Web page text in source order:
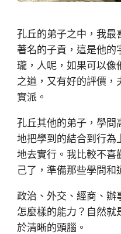
孔丘的弟子之中，我最
著名的子貢，這是他的
瓏，人呢，如果可以像
之道，又有好的評價，
實派。
孔丘其他的弟子，學問
地把學到的結合到行為
地去實行。我比較不喜
己了，準備那些學問和
政治、外交、經商、辦
怎麼樣的能力？自然就
於清晰的頭腦。